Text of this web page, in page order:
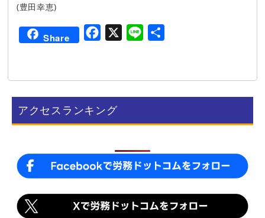
(豊田幸恵)
Share
e
b
o
e
アクセスランキング